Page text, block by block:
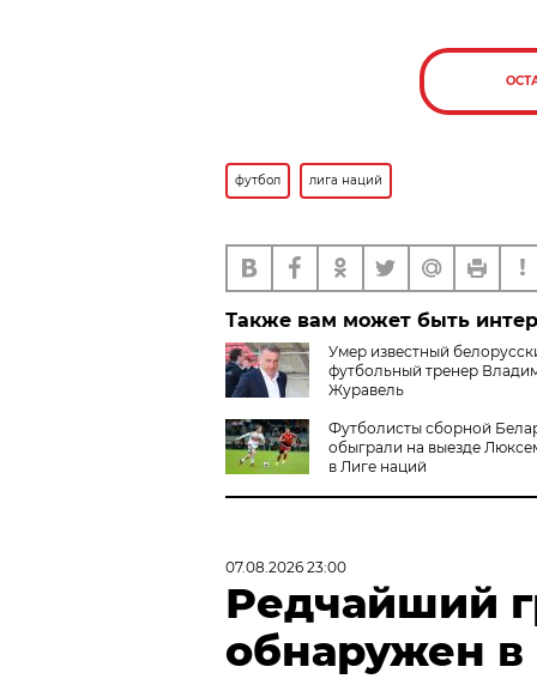
футбол лига наций
Также вам может быть
Умер известный
футбольный тренер
Журавель
Футболисты сборной
обыграли на выезде
в Лиге наций
07.08.2026 23:00
Редчайший
обнаружен